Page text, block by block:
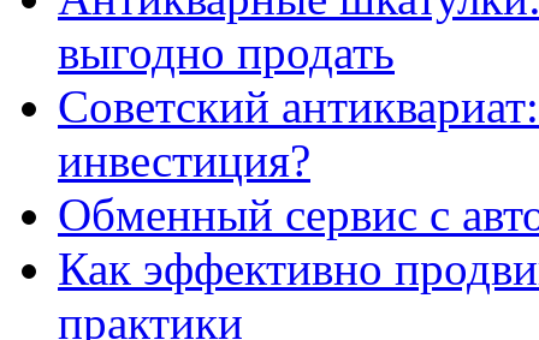
выгодно продать
Советский
инвестиция?
Обменный сервис с
Как эффективно
практики